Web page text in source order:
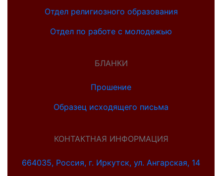
Отдел религиозного образования
Отдел по работе с молодежью
БЛАНКИ
Прошение
Образец исходящего письма
КОНТАКТНАЯ ИНФОРМАЦИЯ
664035, Россия, г. Иркутск, ул. Ангарская, 14